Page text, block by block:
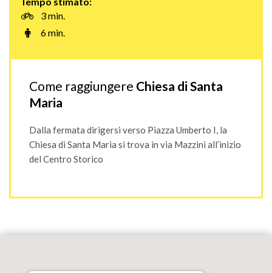
3 min.
6 min.
Come raggiungere Chiesa di Santa
Maria
Dalla fermata dirigersi verso Piazza Umberto I, la
Chiesa di Santa Maria si trova in via Mazzini all’inizio
del Centro Storico